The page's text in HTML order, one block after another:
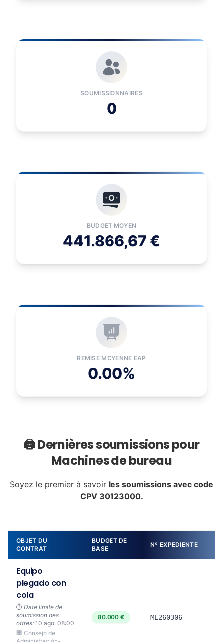
SOUMISSIONNAIRES
0
BUDGET MOYEN
441.866,67 €
REMISE MOYENNE EAP
0.00%
🖨️ Dernières soumissions pour
Machines de bureau
Soyez le premier à savoir les soumissions avec code
CPV 30123000.
OBJET DU
CONTRAT
BUDGET DE
BASE
Nº EXPEDIENTE
Equipo
plegado con
cola
⏱️ Date limite de
soumission des
offres: 10 ago. 08:00
🏢 Consejo de
80.000 € ME260306